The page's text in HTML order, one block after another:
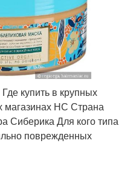
купить в крупных
магазинах НС Страна
Сиберика Для кого типа
поврежденных